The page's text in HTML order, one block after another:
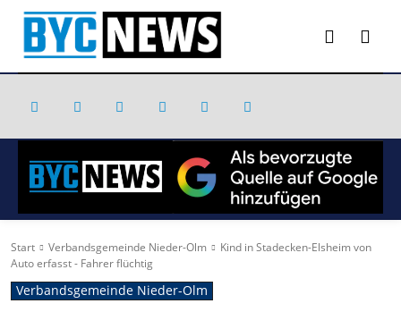
Start Verbandsgemeinde Nieder-Olm
Kind in Stadecken-Elsheim von
Auto erfasst - Fahrer flüchtig
Verbandsgemeinde Nieder-Olm